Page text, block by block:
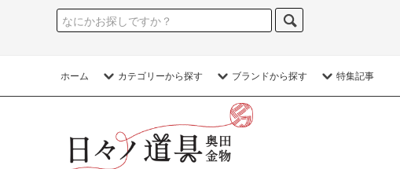
ホーム カテゴリーから探す ブランドから探す 特集記事